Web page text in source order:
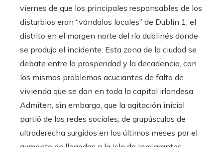
viernes de que los principales responsables de los
disturbios eran “vándalos locales” de Dublín 1, el
distrito en el margen norte del río dublinés donde
se produjo el incidente. Esta zona de la ciudad se
debate entre la prosperidad y la decadencia, con
los mismos problemas acuciantes de falta de
vivienda que se dan en toda la capital irlandesa.
Admiten, sin embargo, que la agitación inicial
partió de las redes sociales, de grupúsculos de
ultraderecha surgidos en los últimos meses por el